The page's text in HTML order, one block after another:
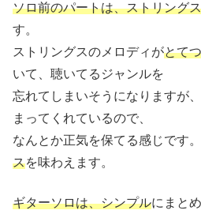
ソロ前のパートは、ストリング
す。
ストリングスのメロディがとて
いて、聴いてるジャンルを
忘れてしまいそうになりますが
まってくれているので、
なんとか正気を保てる感じです。
スを味わえます。
ギターソロは、シンプルにまと